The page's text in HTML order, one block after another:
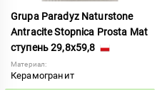
Grupa Paradyz Naturstone
Antracite Stopnica Prosta Mat
ступень 29,8x59,8
Материал:
Керамогранит